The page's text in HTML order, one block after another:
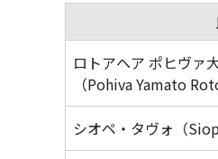
ロトアヘア ポヒヴァ
（Pohiva Yamato
シオペ・タヴォ（